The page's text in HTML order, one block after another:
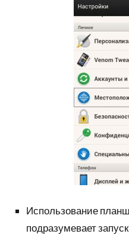
Использование
подразумевает